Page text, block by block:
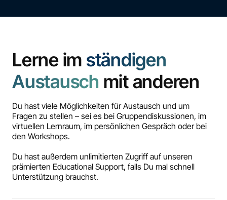
Lerne im ständigen
Austausch mit anderen
Du hast viele Möglichkeiten für Austausch und um
Fragen zu stellen – sei es bei Gruppendiskussionen, im
virtuellen Lernraum, im persönlichen Gespräch oder bei
den Workshops.
Du hast außerdem unlimitierten Zugriff auf unseren
prämierten Educational Support, falls Du mal schnell
Unterstützung brauchst.